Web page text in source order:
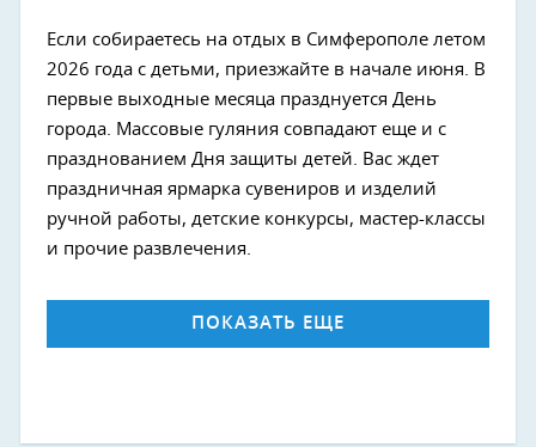
Если собираетесь на отдых в Симферополе летом
2026 года с детьми, приезжайте в начале июня. В
первые выходные месяца празднуется День
города. Массовые гуляния совпадают еще и с
празднованием Дня защиты детей. Вас ждет
праздничная ярмарка сувениров и изделий
ручной работы, детские конкурсы, мастер-классы
и прочие развлечения.
ПОКАЗАТЬ ЕЩЕ